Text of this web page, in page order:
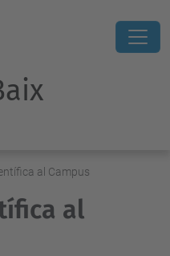
al Campus
al